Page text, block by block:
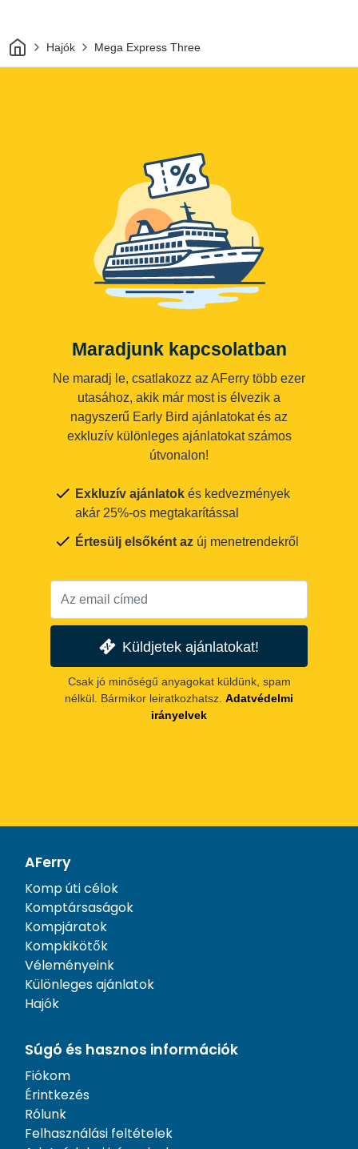
OtthonHajók Mega Express Three
Maradjunk kapcsolatban
Ne maradj le, csatlakozz az AFerry több ezer
utasához, akik már most is élvezik a
nagyszerű Early Bird ajánlatokat és az
exkluzív különleges ajánlatokat számos
útvonalon!
Exkluzív ajánlatok és kedvezmények
akár 25%-os megtakarítással
Értesülj elsőként az új menetrendekről
Küldjetek ajánlatokat!
Csak jó minőségű anyagokat küldünk, spam
nélkül. Bármikor leiratkozhatsz. Adatvédelmi
irányelvek
AFerry
Komp úti célok
Komptársaságok
Kompjáratok
Kompkikötők
Véleményeink
Különleges ajánlatok
Hajók
Súgó és hasznos információk
Fiókom
Érintkezés
Rólunk
Felhasználási feltételek